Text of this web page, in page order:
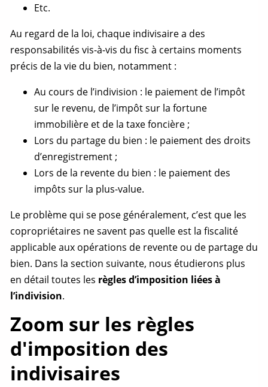
Etc.
Au regard de la loi, chaque indivisaire a des
responsabilités vis-à-vis du fisc à certains moments
précis de la vie du bien, notamment :
Au cours de l’indivision : le paiement de l’impôt
sur le revenu, de l’impôt sur la fortune
immobilière et de la taxe foncière ;
Lors du partagedu bien : le paiement des droits
d’enregistrement ;
Lors de la revente du bien : le paiement des
impôts sur la plus-value.
Le problème qui se pose généralement, c’est que les
copropriétaires ne savent pas quelle est la fiscalité
applicable aux opérations de revente ou de partagedu
bien. Dans la section suivante, nous étudierons plus
en détail toutes les règles d’imposition liées à
l’indivision.
Zoom sur les règles
d'imposition des
indivisaires